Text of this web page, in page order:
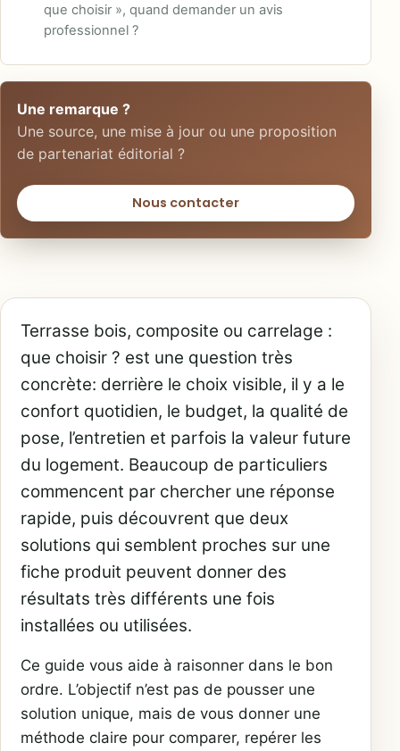
que choisir », quand demander un avis
professionnel ?
Une remarque ?
Une source, une mise à jour ou une proposition
de partenariat éditorial ?
Nous contacter
Terrasse bois, composite ou carrelage :
que choisir ? est une question très
concrète: derrière le choix visible, il y a le
confort quotidien, le budget, la qualité de
pose, l’entretien et parfois la valeur future
du logement. Beaucoup de particuliers
commencent par chercher une réponse
rapide, puis découvrent que deux
solutions qui semblent proches sur une
fiche produit peuvent donner des
résultats très différents une fois
installées ou utilisées.
Ce guide vous aide à raisonner dans le bon
ordre. L’objectif n’est pas de pousser une
solution unique, mais de vous donner une
méthode claire pour comparer, repérer les